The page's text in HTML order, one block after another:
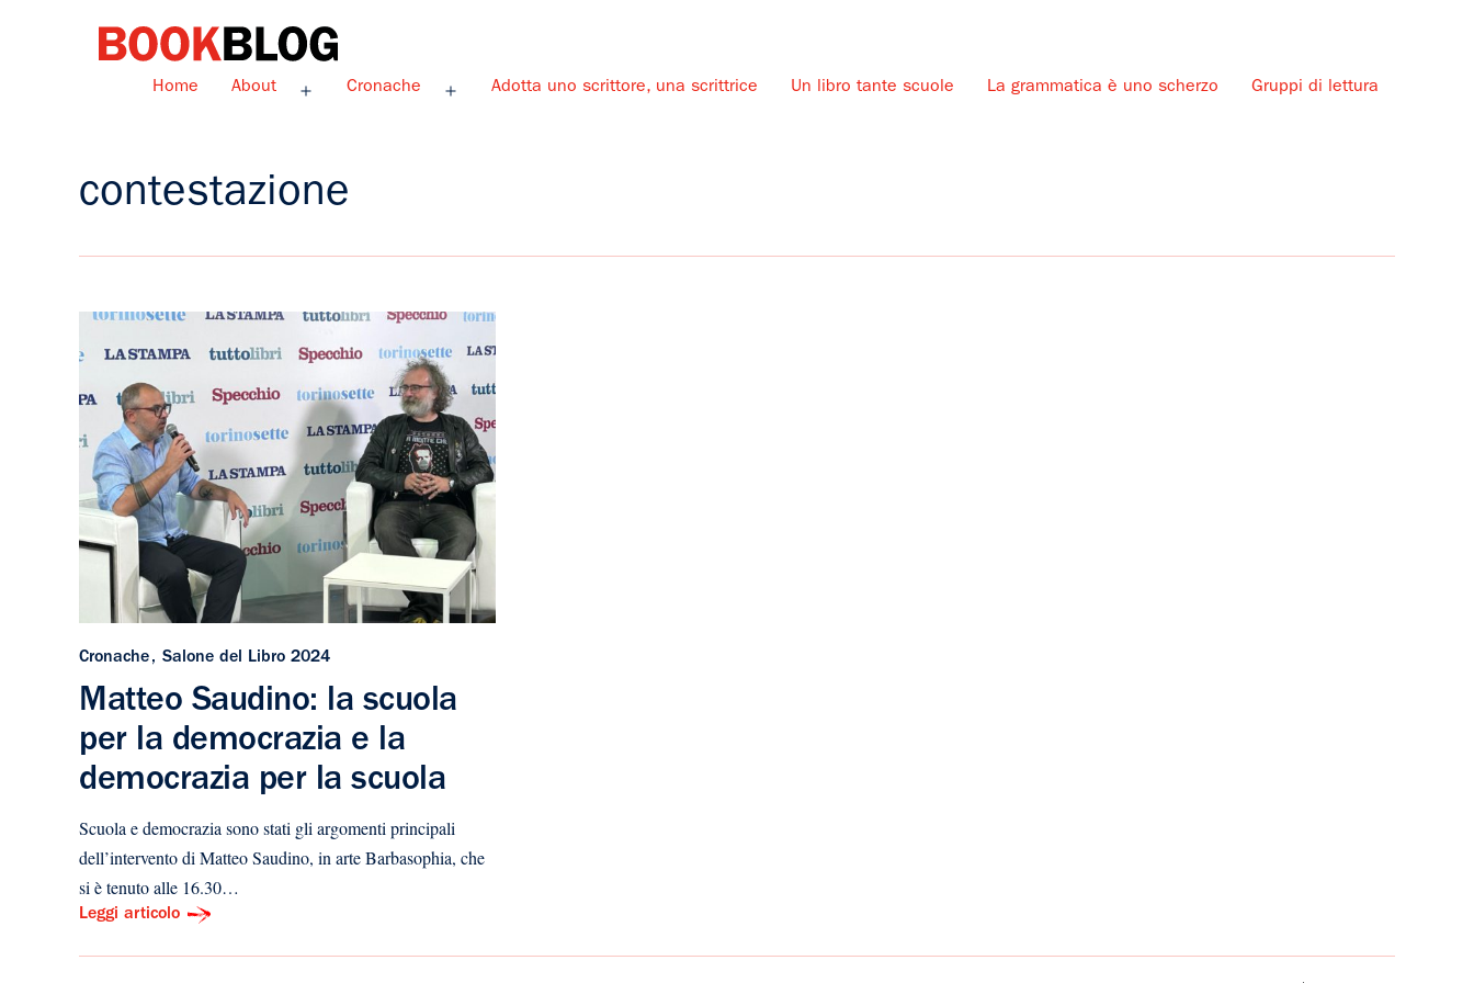
Home About
Apri
Cronache
Apri
Adotta uno scrittore, una scrittrice Un libro tante scuole La grammatica è uno scherzo Gruppi di lettura
contestazione
Cronache Salone del Libro 2024
Matteo Saudino: la scuola
per la democrazia e la
democrazia per la scuola
Scuola e democrazia sono stati gli argomenti principali
dell’intervento di Matteo Saudino, in arte Barbasophia, che
si è tenuto alle 16.30…
Leggi articolo